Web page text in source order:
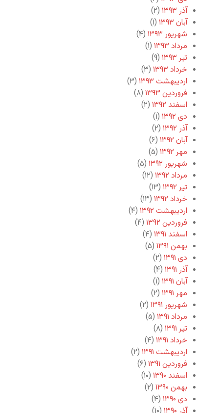
آذر ۱۳۹۳
(۲)
آبان ۱۳۹۳
(۱)
شهریور ۱۳۹۳
(۴)
مرداد ۱۳۹۳
(۱)
تیر ۱۳۹۳
(۹)
خرداد ۱۳۹۳
(۳)
اردیبهشت ۱۳۹۳
(۳)
فروردین ۱۳۹۳
(۸)
اسفند ۱۳۹۲
(۲)
دی ۱۳۹۲
(۱)
آذر ۱۳۹۲
(۲)
آبان ۱۳۹۲
(۶)
مهر ۱۳۹۲
(۵)
شهریور ۱۳۹۲
(۵)
مرداد ۱۳۹۲
(۱۲)
تیر ۱۳۹۲
(۱۳)
خرداد ۱۳۹۲
(۱۳)
اردیبهشت ۱۳۹۲
(۴)
فروردین ۱۳۹۲
(۴)
اسفند ۱۳۹۱
(۴)
بهمن ۱۳۹۱
(۵)
دی ۱۳۹۱
(۲)
آذر ۱۳۹۱
(۴)
آبان ۱۳۹۱
(۱)
مهر ۱۳۹۱
(۲)
شهریور ۱۳۹۱
(۲)
مرداد ۱۳۹۱
(۵)
تیر ۱۳۹۱
(۸)
خرداد ۱۳۹۱
(۴)
اردیبهشت ۱۳۹۱
(۲)
فروردین ۱۳۹۱
(۶)
اسفند ۱۳۹۰
(۱۰)
بهمن ۱۳۹۰
(۲)
دی ۱۳۹۰
(۴)